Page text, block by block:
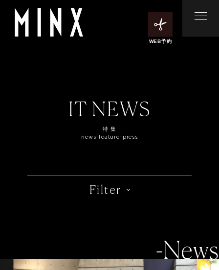
WEB予約
IT NEWS
特 集
news-feature-press
Filter
-News